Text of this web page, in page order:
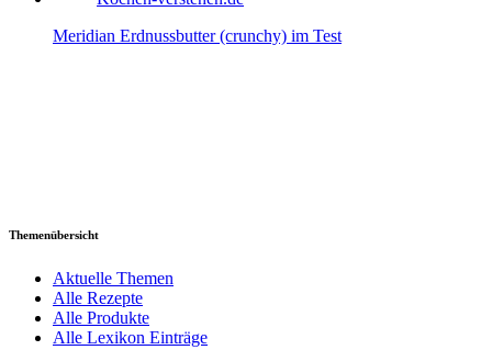
Meridian Erdnussbutter (crunchy) im Test
Themenübersicht
Aktuelle Themen
Alle Rezepte
Alle Produkte
Alle Lexikon Einträge